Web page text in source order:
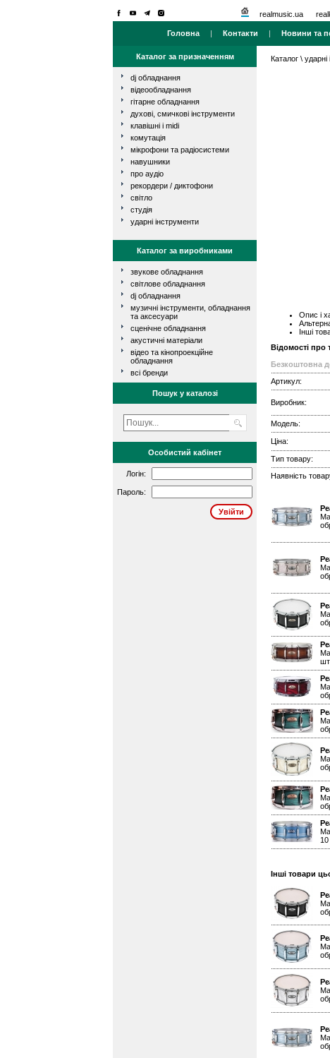
realmusic.ua
Головна | Контакти | Новини та
Каталог за призначенням
dj обладнання
відеообладнання
гітарне обладнання
духові, смичкові інструменти
клавішні і midi
комутація
мікрофони та радіосистеми
навушники
про аудіо
рекордери / диктофони
світло
студія
ударні інструменти
Каталог за виробниками
звукове обладнання
світлове обладнання
dj обладнання
музичні інструменти, обладнання
та аксесуари
сценічне обладнання
акустичні матеріали
відео та кінопроекційне
обладнання
всі бренди
Пошук у каталозі
Особистий кабінет
Логін:
Пароль:
Каталог \ ударні
Опис і
Інші
Відомості про
Безкоштовна
Артикул:
Виробник:
Модель:
Ціна:
Тип товару:
Наявність
Інші товари